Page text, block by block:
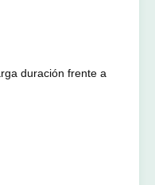
duración frente a